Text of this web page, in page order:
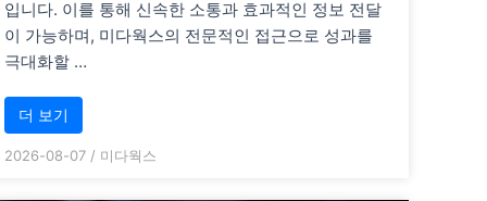
입니다. 이를 통해 신속한 소통과 효과적인 정보 전달
이 가능하며, 미다웍스의 전문적인 접근으로 성과를
극대화할 …
더 보기
2026-08-07 / 미다웍스